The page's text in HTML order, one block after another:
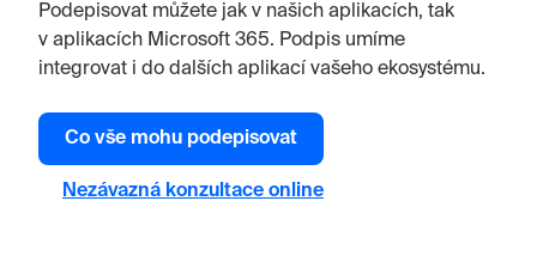
Podepisovat můžete jak v našich aplikacích, tak
v aplikacích Microsoft 365. Podpis umíme
integrovat i do dalších aplikací vašeho ekosystému.
Co vše mohu podepisovat
Nezávazná konzultace online